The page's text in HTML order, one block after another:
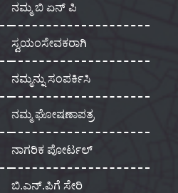
ನಮ್ಮ ಬಿ ಏನ್ ಪಿ
ಸ್ವಯಂಸೇವಕರಾಗಿ
ನಮ್ಮನ್ನು ಸಂಪರ್ಕಿಸಿ
ನಮ್ಮ ಘೋಷಣಾಪತ್ರ
ನಾಗರಿಕ ಪೋರ್ಟಲ್
ಬಿ.ಎನ್.ಪಿಗೆ ಸೇರಿ